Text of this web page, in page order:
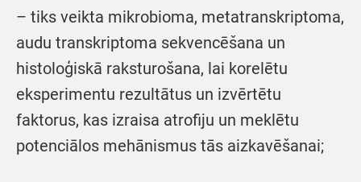
– tiks veikta mikrobioma, metatranskriptoma,
audu transkriptoma sekvencēšana un
histoloģiskā raksturošana, lai korelētu
eksperimentu rezultātus un izvērtētu
faktorus, kas izraisa atrofiju un meklētu
potenciālos mehānismus tās aizkavēšanai;